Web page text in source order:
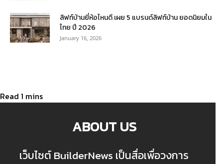
ลิฟท์บ้านยี่ห้อไหนดี เผย 5 แบรนด์ลิฟท์บ้าน ยอดนิยมใน
ไทย ปี 2026
January 16, 2026
ABOUT US
เว็บไซต์ BuilderNews เป็นสื่อเพื่อวงการ